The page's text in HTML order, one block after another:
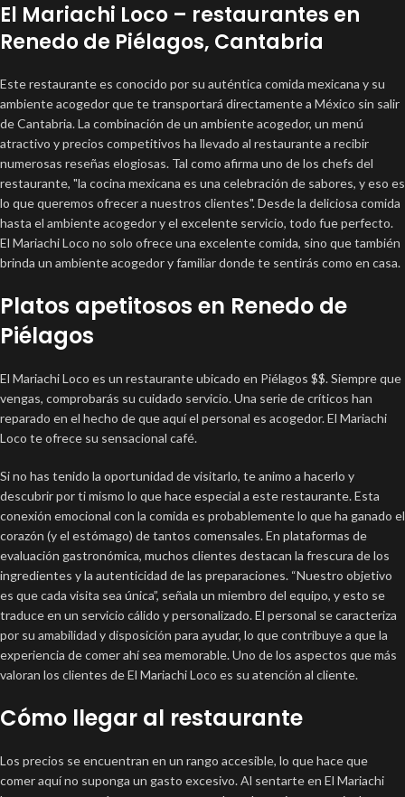
El Mariachi Loco – restaurantes en
Renedo de Piélagos, Cantabria
Este restaurante es conocido por su auténtica comida mexicana y su
ambiente acogedor que te transportará directamente a México sin salir
de Cantabria. La combinación de un ambiente acogedor, un menú
atractivo y precios competitivos ha llevado al restaurante a recibir
numerosas reseñas elogiosas. Tal como afirma uno de los chefs del
restaurante, "la cocina mexicana es una celebración de sabores, y eso es
lo que queremos ofrecer a nuestros clientes". Desde la deliciosa comida
hasta el ambiente acogedor y el excelente servicio, todo fue perfecto.
El Mariachi Loco no solo ofrece una excelente comida, sino que también
brinda un ambiente acogedor y familiar donde te sentirás como en casa.
Platos apetitosos en Renedo de
Piélagos
El Mariachi Loco es un restaurante ubicado en Piélagos $$. Siempre que
vengas, comprobarás su cuidado servicio. Una serie de críticos han
reparado en el hecho de que aquí el personal es acogedor. El Mariachi
Loco te ofrece su sensacional café.
Si no has tenido la oportunidad de visitarlo, te animo a hacerlo y
descubrir por ti mismo lo que hace especial a este restaurante. Esta
conexión emocional con la comida es probablemente lo que ha ganado el
corazón (y el estómago) de tantos comensales. En plataformas de
evaluación gastronómica, muchos clientes destacan la frescura de los
ingredientes y la autenticidad de las preparaciones. “Nuestro objetivo
es que cada visita sea única”, señala un miembro del equipo, y esto se
traduce en un servicio cálido y personalizado. El personal se caracteriza
por su amabilidad y disposición para ayudar, lo que contribuye a que la
experiencia de comer ahí sea memorable. Uno de los aspectos que más
valoran los clientes de El Mariachi Loco es su atención al cliente.
Cómo llegar al restaurante
Los precios se encuentran en un rango accesible, lo que hace que
comer aquí no suponga un gasto excesivo. Al sentarte en El Mariachi